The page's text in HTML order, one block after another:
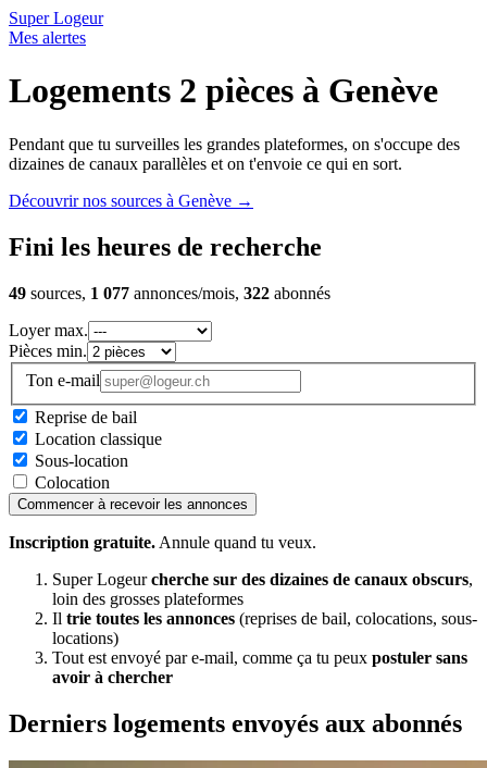
Super Logeur
Mes alertes
Logements 2 pièces à Genève
Pendant que tu surveilles les grandes plateformes, on s'occupe des
dizaines de canaux parallèles et on t'envoie ce qui en sort.
Découvrir nos sources à Genève →
Fini les heures de recherche
49 sources, 1 077 annonces/mois, 322 abonnés
Loyer max.
Pièces min.
Ton e-mail
Reprise de bail
Location classique
Sous-location
Colocation
Commencer à recevoir les annonces
Inscription gratuite. Annule quand tu veux.
Super Logeurcherche sur des dizaines de canaux obscurs,
loin des grosses plateformes
Il trie toutes les annonces (reprises de bail, colocations, sous-
locations)
Tout est envoyé par e-mail, comme ça tu peux postuler sans
avoir à chercher
Derniers logements envoyés aux abonnés